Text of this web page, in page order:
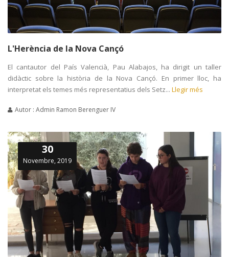
L'Herència de la Nova Cançó
El cantautor del País Valencià, Pau Alabajos, ha dirigit un taller
didàctic sobre la història de la Nova Cançó. En primer lloc, ha
interpretat els temes més representatius dels Setz... Llegir més
Autor : Admin Ramon Berenguer IV
30
Novembre, 2019